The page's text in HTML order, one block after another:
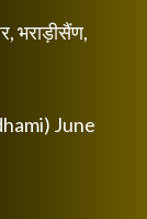
भराड़ीसैंण,
June